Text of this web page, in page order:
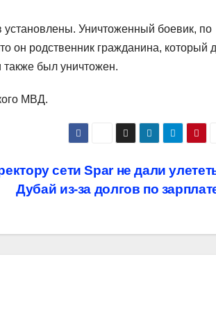
установлены. Уничтоженный боевик, по
он родственник гражданина, который
также был уничтожен.
МВД.
сети Spar не дали
Дубай из-за долгов по